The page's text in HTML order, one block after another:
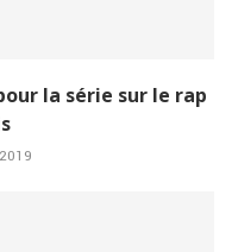
la série sur le rap